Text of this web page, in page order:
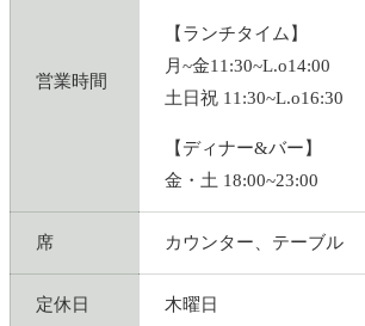
営業時間
【ランチタイム】
月~金11:30~L.o14:00
土日祝 11:30~L.o16:30
【ディナー&バー】
金・土 18:00~23:00
席 カウンター、テーブル
定休日 木曜日